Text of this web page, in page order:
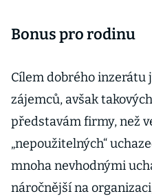
Bonus pro rodinu
Cílem dobrého inzerátu
zájemců, avšak
představám firmy, než
„nepoužitelných“
mnoha nevhodnými
náročnější na